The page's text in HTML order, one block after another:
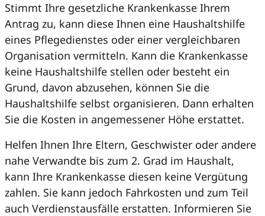
Stimmt Ihre gesetzliche Krankenkasse Ihrem
Antrag zu, kann diese Ihnen eine Haushaltshilfe
eines Pflegedienstes oder einer vergleichbaren
Organisation vermitteln. Kann die Krankenkasse
keine Haushaltshilfe stellen oder besteht ein
Grund, davon abzusehen, können Sie die
Haushaltshilfe selbst organisieren. Dann erhalten
Sie die Kosten in angemessener Höhe erstattet.
Helfen Ihnen Ihre Eltern, Geschwister oder andere
nahe Verwandte bis zum 2. Grad im Haushalt,
kann Ihre Krankenkasse diesen keine Vergütung
zahlen. Sie kann jedoch Fahrkosten und zum Teil
auch Verdienstausfälle erstatten. Informieren Sie